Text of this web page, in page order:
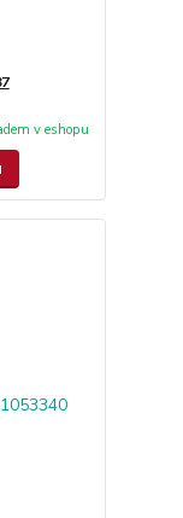
v eshopu